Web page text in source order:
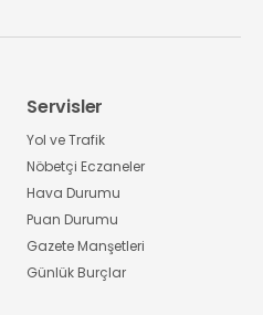
Servisler
Yol ve Trafik
Nöbetçi Eczaneler
Hava Durumu
Puan Durumu
Gazete Manşetleri
Günlük Burçlar